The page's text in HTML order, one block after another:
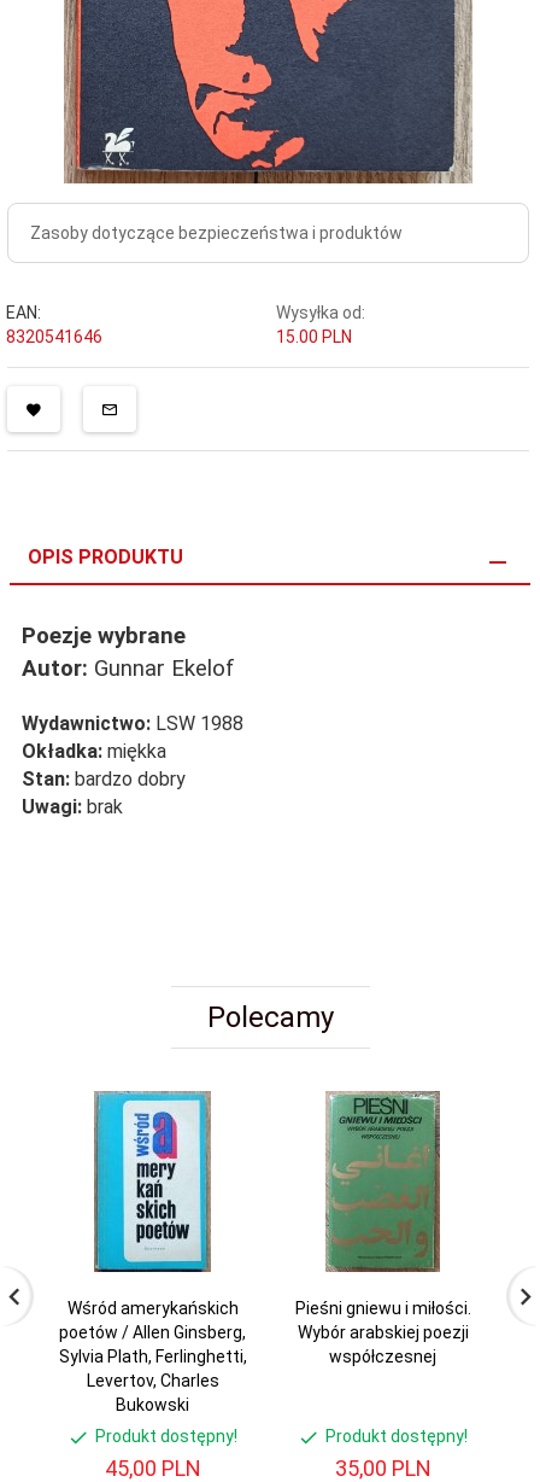
Zasoby dotyczące bezpieczeństwa i produktów
EAN:
8320541646
Wysyłka od:
15.00 PLN
OPIS PRODUKTU
Poezje wybrane
Autor: Gunnar Ekelof
Wydawnictwo: LSW 1988
Okładka: miękka
Stan: bardzo dobry
Uwagi: brak
Polecamy
Wśród amerykańskich
poetów / Allen Ginsberg,
Sylvia Plath, Ferlinghetti,
Levertov, Charles
Bukowski
Produkt dostępny!
45,00 PLN
Pieśni gniewu i miłości.
Wybór arabskiej poezji
współczesnej
Produkt dostępny!
35,00 PLN